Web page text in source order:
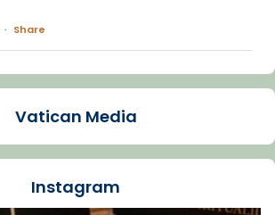
· Share
de Barcelona
patir depressió. Fa gairebé
l'Estadi Lluís Companys, la
Vatican Media
Instagram